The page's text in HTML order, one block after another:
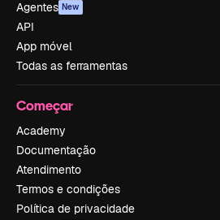
Agentes New
API
App móvel
Todas as ferramentas
Começar
Academy
Documentação
Atendimento
Termos e condições
Política de privacidade